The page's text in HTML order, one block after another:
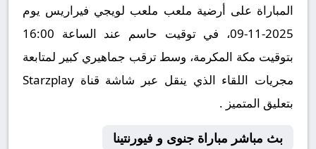
المباراة على أرضية ملعب ملعب لويجي فيراريس يوم
2025-11-09، في توقيت حاسم عند الساعة 16:00
بتوقيت مكة المكرمة، وسط ترقب جماهيري كبير لمتابعة
مجريات اللقاء الذي ينقل عبر شاشة قناة Starzplay
بتعليق المتميز .
بث مباشر مباراة جنوى و فيورنتينا